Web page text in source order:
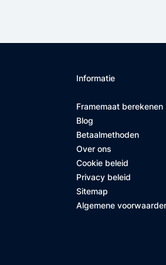
Informatie
Framemaat berekenen
Blog
Betaalmethoden
Over ons
Cookie beleid
Privacy beleid
Sitemap
Algemene